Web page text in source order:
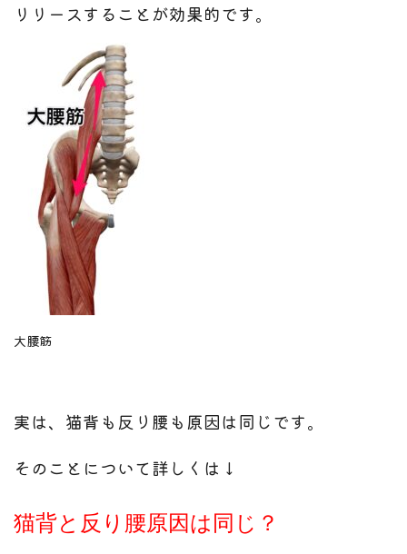
リリースすることが効果的です。
大腰筋
実は、猫背も反り腰も原因は同じです。
そのことについて詳しくは↓
猫背と反り腰原因は同じ？